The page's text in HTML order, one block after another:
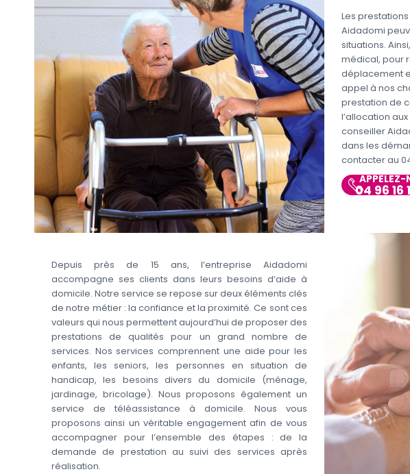
Les
Aidadomi
situations.
médical, pour
déplacement
appel à nos
prestation de
l’allocation
conseiller
dans les
contacter au 04
APPELEZ-
04 96 16
Depuis près de 15 ans, l’entreprise Aidadomi
accompagne ses clients dans leurs besoins d’aide à
domicile. Notre service se repose sur deux éléments clés
de notre métier : la confiance et la proximité. Ce sont ces
valeurs qui nous permettent aujourd’hui de proposer des
prestations de qualités pour un grand nombre de
services. Nos services comprennent une aide pour les
enfants, les seniors, les personnes en situation de
handicap, les besoins divers du domicile (ménage,
jardinage, bricolage). Nous proposons également un
service de téléassistance à domicile. Nous vous
proposons ainsi un véritable engagement afin de vous
accompagner pour l’ensemble des étapes : de la
demande de prestation au suivi des services après
réalisation.